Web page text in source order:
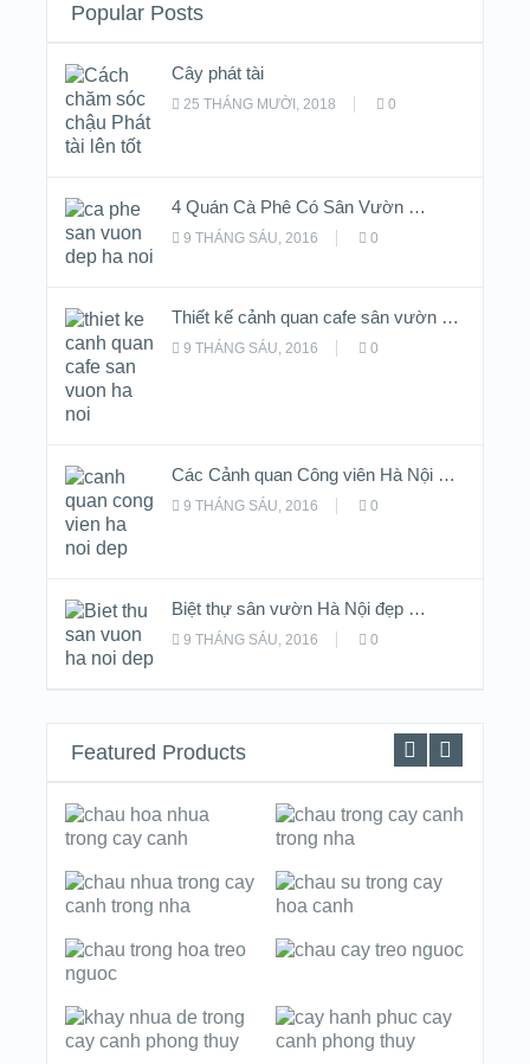
Popular Posts
Cây phát tài
25 THÁNG MƯỜI, 2018 0
4 Quán Cà Phê Có Sân Vườn …
9 THÁNG SÁU, 2016 0
Thiết kế cảnh quan cafe sân vườn …
9 THÁNG SÁU, 2016 0
Các Cảnh quan Công viên Hà Nội …
9 THÁNG SÁU, 2016 0
Biệt thự sân vườn Hà Nội đẹp …
9 THÁNG SÁU, 2016 0
Featured Products